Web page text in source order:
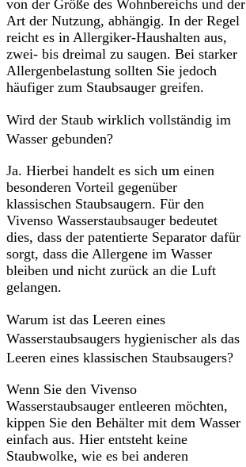
von der Größe des Wohnbereichs und der
Art der Nutzung, abhängig. In der Regel
reicht es in Allergiker-Haushalten aus,
zwei- bis dreimal zu saugen. Bei starker
Allergenbelastung sollten Sie jedoch
häufiger zum Staubsauger greifen.
Wird der Staub wirklich vollständig im
Wasser gebunden?
Ja. Hierbei handelt es sich um einen
besonderen Vorteil gegenüber
klassischen Staubsaugern. Für den
Vivenso Wasserstaubsauger bedeutet
dies, dass der patentierte Separator dafür
sorgt, dass die Allergene im Wasser
bleiben und nicht zurück an die Luft
gelangen.
Warum ist das Leeren eines
Wasserstaubsaugers hygienischer als das
Leeren eines klassischen Staubsaugers?
Wenn Sie den Vivenso
Wasserstaubsauger entleeren möchten,
kippen Sie den Behälter mit dem Wasser
einfach aus. Hier entsteht keine
Staubwolke, wie es bei anderen